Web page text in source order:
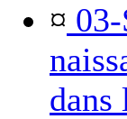
¤
dans